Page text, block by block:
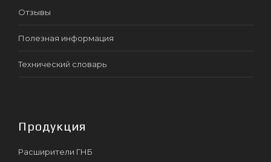
Отзывы
Полезная информация
Технический словарь
Продукция
Расширители ГНБ